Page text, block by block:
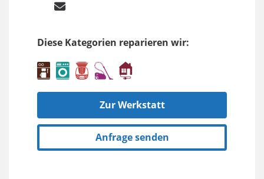
Diese Kategorien reparieren wir:
Zur Werkstatt
Anfrage senden